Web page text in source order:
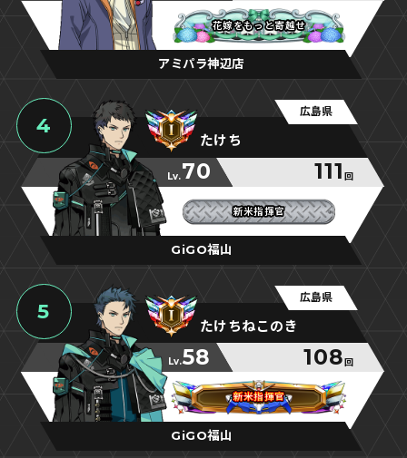
花嫁をもっと寄越せ
花嫁をもっと寄越せ
花嫁をもっと寄越せ
アミパラ神辺店
4
広島県
たけち
Lv.70 111 回
新米指揮官
新米指揮官
新米指揮官
GiGO福山
5
広島県
たけちねこのき
Lv.58 108 回
新米指揮官
新米指揮官
新米指揮官
GiGO福山